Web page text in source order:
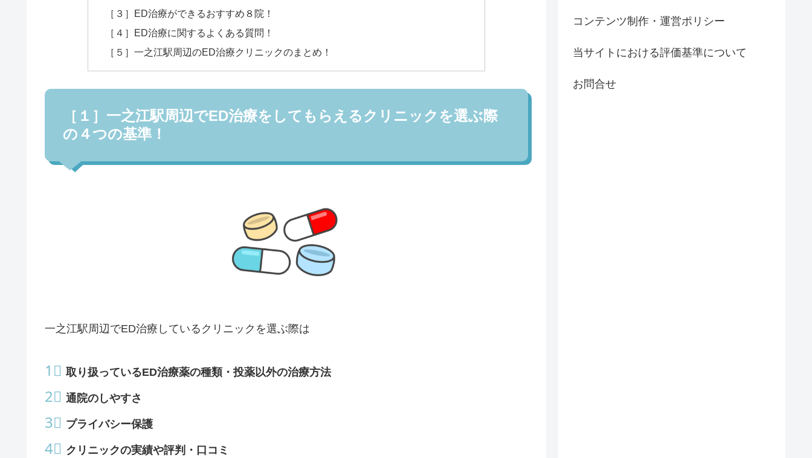
［３］ED治療ができるおすすめ８院！
［４］ED治療に関するよくある質問！
［５］一之江駅周辺のED治療クリニックのまとめ！
［１］一之江駅周辺でED治療をしてもらえるクリニックを選ぶ際
の４つの基準！
一之江駅周辺でED治療しているクリニックを選ぶ際は
1⃣ 取り扱っているED治療薬の種類・投薬以外の治療方法
2⃣ 通院のしやすさ
3⃣ プライバシー保護
4⃣ クリニックの実績や評判・口コミ
コンテンツ制作・運営ポリシー
当サイトにおける評価基準について
お問合せ